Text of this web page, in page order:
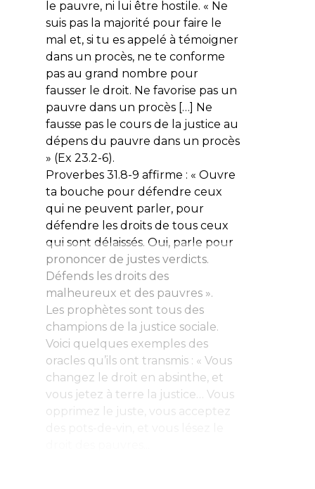
le pauvre, ni lui être hostile. « Ne
suis pas la majorité pour faire le
mal et, si tu es appelé à témoigner
dans un procès, ne te conforme
pas au grand nombre pour
fausser le droit. Ne favorise pas un
pauvre dans un procès […] Ne
fausse pas le cours de la justice au
dépens du pauvre dans un procès
» (Ex 23.2-6).
Proverbes 31.8-9 affirme : « Ouvre
ta bouche pour défendre ceux
qui ne peuvent parler, pour
défendre les droits de tous ceux
qui sont délaissés. Oui, parle pour
prononcer de justes verdicts.
Défends les droits des
malheureux et des pauvres ».
Les prophètes sont tous des
champions de la justice sociale.
Voici quelques exemples des
oracles qu’ils ont transmis : « Vous
changez le droit en absinthe, et
vous jetez à terre la justice… Vous
opprimez le juste, vous acceptez